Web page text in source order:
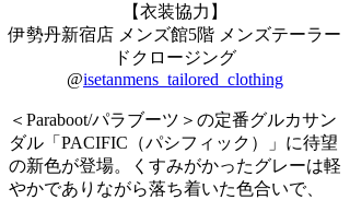
【衣装協力】
伊勢丹新宿店 メンズ館5階 メンズテーラー
ドクロージング
@isetanmens_tailored_clothing
＜Paraboot/パラブーツ＞の定番グルカサン
ダル「PACIFIC（パシフィック）」に待望
の新色が登場。くすみがかったグレーは軽
やかでありながら落ち着いた色合いで、